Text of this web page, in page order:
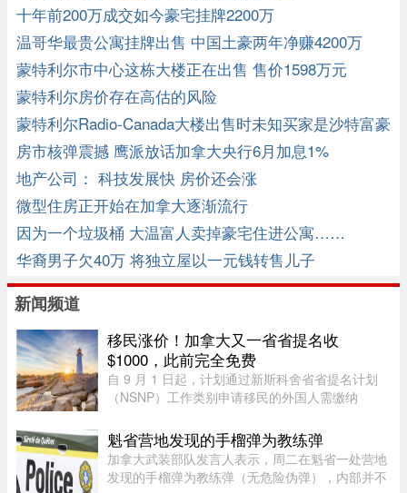
十年前200万成交如今豪宅挂牌2200万
温哥华最贵公寓挂牌出售 中国土豪两年净赚4200万
蒙特利尔市中心这栋大楼正在出售 售价1598万元
蒙特利尔房价存在高估的风险
蒙特利尔Radio-Canada大楼出售时未知买家是沙特富豪
房市核弹震撼 鹰派放话加拿大央行6月加息1%
地产公司： 科技发展快 房价还会涨
微型住房正开始在加拿大逐渐流行
因为一个垃圾桶 大温富人卖掉豪宅住进公寓……
华裔男子欠40万 将独立屋以一元钱转售儿子
新闻频道
移民涨价！加拿大又一省省提名收
$1000，此前完全免费
自 9 月 1 日起，计划通过新斯科舍省省提名计划
（NSNP）工作类别申请移民的外国人需缴纳
$2,000 的申请费，同样从 9 月 1 日起实施。新斯
科舍省政府于 2026 年 8 月 6 日 ...
魁省营地发现的手榴弹为教练弹
加拿大武装部队发言人表示，周二在魁省一处营地
发现的手榴弹为教练弹（无危险伪弹），内部并不